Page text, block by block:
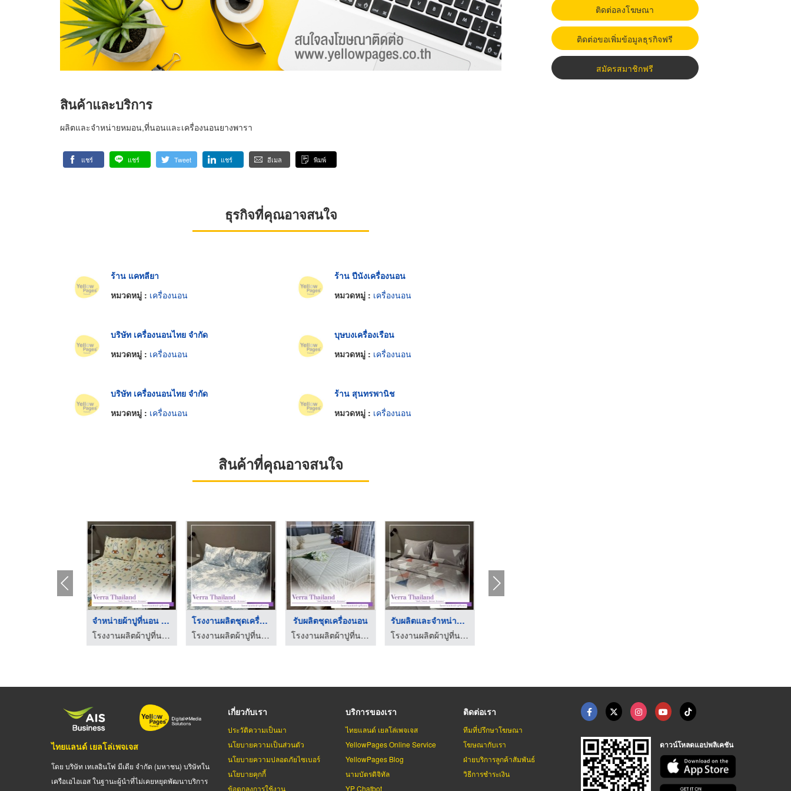
สินค้าและบริการ
ผลิตและจำหน่ายหมอน,ที่นอนและเครื่องนอนยางพารา
แชร์ แชร์ Tweet แชร์ อีเมล พิมพ์
ธุรกิจที่คุณอาจสนใจ
ร้าน แคทลียา
หมวดหมู่ : เครื่องนอน
ร้าน ปีนังเครื่องนอน
หมวดหมู่ : เครื่องนอน
บริษัท เครื่องนอนไทย จำกัด
หมวดหมู่ : เครื่องนอน
บุษบงเครื่องเรือน
หมวดหมู่ : เครื่องนอน
บริษัท เครื่องนอนไทย จำกัด
หมวดหมู่ : เครื่องนอน
ร้าน สุนทรพานิช
หมวดหมู่ : เครื่องนอน
สินค้าที่คุณอาจสนใจ
จำหน่ายผ้าปูที่นอน ใ ...
โรงงานผลิตผ้าปูที่นอน
โรงงานผลิตชุดเครื่อง ...
โรงงานผลิตผ้าปูที่นอน
รับผลิตชุดเครื่องนอน
โรงงานผลิตผ้าปูที่นอน
รับผลิตและจำหน่าย ปล ...
โรงงานผลิตผ้าปูที่นอน
ติดต่อลงโฆษณา
ติดต่อขอเพิ่มข้อมูลธุรกิจฟรี
สมัครสมาชิกฟรี
ไทยแลนด์ เยลโล่เพจเจส
โดย บริษัท เทเลอินโฟ มีเดีย จำกัด (มหาชน) บริษัทใน
เครือเอไอเอส ในฐานะผู้นำที่ไม่เคยหยุดพัฒนาบริการ
เกี่ยวกับเรา
ประวัติความเป็นมา
นโยบายความเป็นส่วนตัว
นโยบายความปลอดภัยไซเบอร์
นโยบายคุกกี้
ข้อตกลงการใช้งาน
บริการของเรา
ไทยแลนด์ เยลโล่เพจเจส
YellowPages Online Service
YellowPages Blog
นามบัตรดิจิทัล
YP Chatbot
ติดต่อเรา
ทีมที่ปรึกษาโฆษณา
โฆษณากับเรา
ฝ่ายบริการลูกค้าสัมพันธ์
วิธีการชำระเงิน
ดาวน์โหลดแอปพลิเคชัน